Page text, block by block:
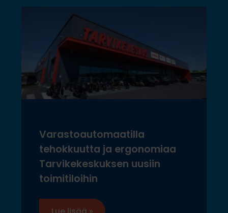
Varastoautomaatilla
tehokkuutta ja ergonomiaa
Tarvikekeskuksen uusiin
toimitiloihin